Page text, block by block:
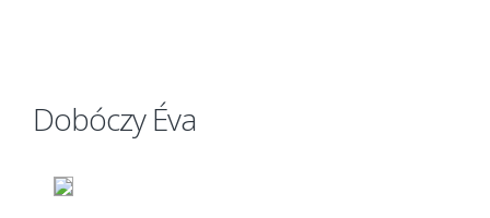
Dobóczy Éva